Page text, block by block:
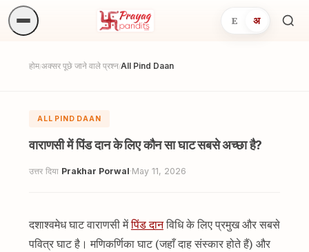
E अ
होम/अक्सर पूछे जाने वाले प्रश्न/All Pind Daan
ALL PIND DAAN
वाराणसी में पिंड दान के लिए कौन सा घाट सबसे अच्छा है?
उत्तर दिया Prakhar Porwal·May 11, 2026
दशाश्वमेध घाट वाराणसी मेंपिंड दानविधि के लिए प्रमुख और सबसे
पवित्र घाट है। मणिकर्णिका घाट (जहाँ दाह संस्कार होते हैं) और